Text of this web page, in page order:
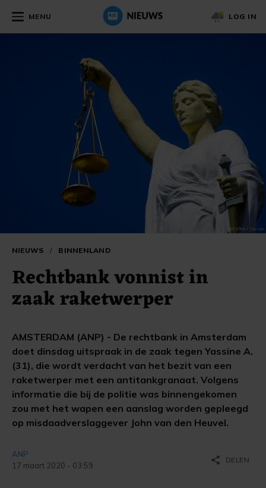
MENU LOG IN
NIEUWS / BINNENLAND
Rechtbank vonnist in
zaak raketwerper
AMSTERDAM (ANP) - De rechtbank in Amsterdam
doet dinsdag uitspraak in de zaak tegen Yassine A.
(31), die wordt verdacht van het bezit van een
raketwerper met een antitankgranaat. Volgens
informatie die bij de politie was binnengekomen
zou met het wapen een aanslag worden gepleegd
op misdaadverslaggever John van den Heuvel.
ANP
17 maart 2020 - 03:59
share DELEN